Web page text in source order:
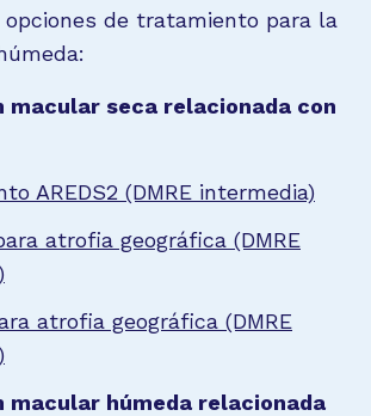
de tratamiento para la
macular seca relacionada con
AREDS2 (DMRE intermedia)
atrofia geográfica (DMRE
atrofia geográfica (DMRE
macular húmeda relacionada